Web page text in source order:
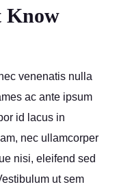
Know
venenatis nulla
ac ante ipsum
id lacus in
nec ullamcorper
nisi, eleifend sed
ut sem